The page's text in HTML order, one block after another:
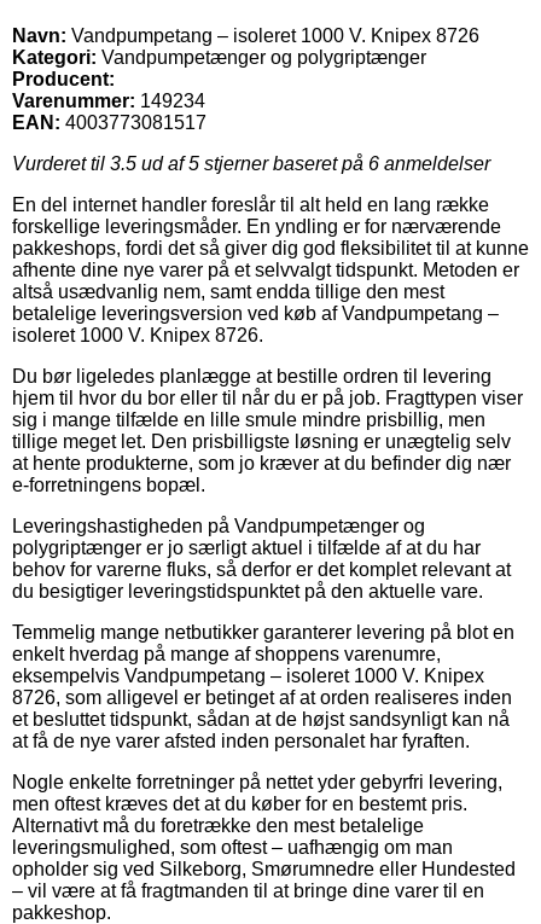
Navn: Vandpumpetang – isoleret 1000 V. Knipex 8726
Kategori: Vandpumpetænger og polygriptænger
Producent:
Varenummer: 149234
EAN: 4003773081517
Vurderet til 3.5 ud af 5 stjerner baseret på 6 anmeldelser
En del internet handler foreslår til alt held en lang række
forskellige leveringsmåder. En yndling er for nærværende
pakkeshops, fordi det så giver dig god fleksibilitet til at kunne
afhente dine nye varer på et selvvalgt tidspunkt. Metoden er
altså usædvanlig nem, samt endda tillige den mest
betalelige leveringsversion ved køb af Vandpumpetang –
isoleret 1000 V. Knipex 8726.
Du bør ligeledes planlægge at bestille ordren til levering
hjem til hvor du bor eller til når du er på job. Fragttypen viser
sig i mange tilfælde en lille smule mindre prisbillig, men
tillige meget let. Den prisbilligste løsning er unægtelig selv
at hente produkterne, som jo kræver at du befinder dig nær
e-forretningens bopæl.
Leveringshastigheden på Vandpumpetænger og
polygriptænger er jo særligt aktuel i tilfælde af at du har
behov for varerne fluks, så derfor er det komplet relevant at
du besigtiger leveringstidspunktet på den aktuelle vare.
Temmelig mange netbutikker garanterer levering på blot en
enkelt hverdag på mange af shoppens varenumre,
eksempelvis Vandpumpetang – isoleret 1000 V. Knipex
8726, som alligevel er betinget af at orden realiseres inden
et besluttet tidspunkt, sådan at de højst sandsynligt kan nå
at få de nye varer afsted inden personalet har fyraften.
Nogle enkelte forretninger på nettet yder gebyrfri levering,
men oftest kræves det at du køber for en bestemt pris.
Alternativt må du foretrække den mest betalelige
leveringsmulighed, som oftest – uafhængig om man
opholder sig ved Silkeborg, Smørumnedre eller Hundested
– vil være at få fragtmanden til at bringe dine varer til en
pakkeshop.